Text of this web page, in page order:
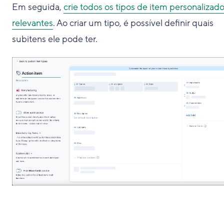
Em seguida, crie todos os tipos de item personalizado
relevantes. Ao criar um tipo, é possível definir quais
subitens ele pode ter.